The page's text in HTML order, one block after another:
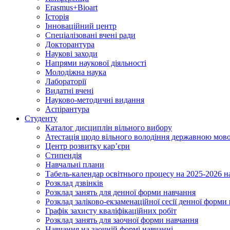
Erasmus+Bioart
Історія
Інноваційний центр
Спеціалізовані вчені ради
Докторантура
Наукові заходи
Напрями наукової діяльності
Молодіжна наука
Лабораторії
Видатні вчені
Науково-методичні видання
Аспірантура
Студенту
Каталог дисциплін вільного вибору
Атестація щодо вільного володіння державною
Центр розвитку кар’єри
Стипендія
Навчальні плани
Табель-календар освітнього процесу на 2025-2026
Розклад дзвінків
Розклад занять для денної форми навчання
Розклад заліково-екзаменаційної сесії денної
Графік захисту кваліфікаційних робіт
Розклад занять для заочної форми навчання